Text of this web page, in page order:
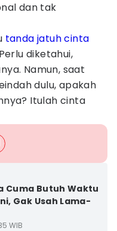
dan tak
tanda jatuh cinta
diketahui,
Namun, saat
dulu, apakah
Itulah cinta
Cuma Butuh Waktu
Gak Usah Lama-
WIB